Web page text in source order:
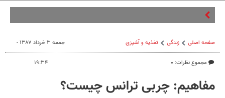
صفحه اصلی زندگی تغذیه و آشپزی
مجموع نظرات: ۰
جمعه ۳ خرداد ۱۳۸۷ -
۱۹:۳۴
مفاهیم: چربی ترانس چیست؟